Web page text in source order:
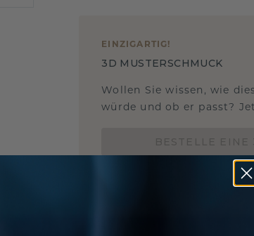
EINZIGARTIG !
3D MUSTERSCHMUCK
Wollen Sie wissen, wie
würde und ob er passt?